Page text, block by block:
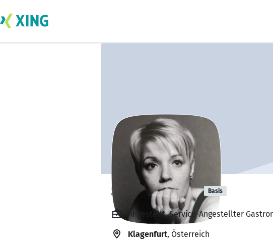
Sandy Richter Basis
Angestellt, Service-Angestellter
Klagenfurt, Österreich